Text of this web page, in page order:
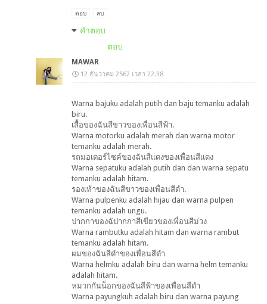
ตอบ ลบ
คำตอบ
ตอบ
MAWAR
12 ธันวาคม 2562 เวลา 22:38
Warna bajuku adalah putih dan baju temanku adalah
biru.
เสื้อของฉันสีขาวของเพื่อนสีฟ้า.
Warna motorku adalah merah dan warna motor
temanku adalah merah.
รถมอเตอร์ไซค์ของฉันสีแดงของเพื่อนสีแดง
Warna sepatuku adalah putih dan dan warna sepatu
temanku adalah hitam.
รองเท้าของฉันสีขาวของเพื่อนสีดำ.
Warna pulpenku adalah hijau dan warna pulpen
temanku adalah ungu.
ปากกาของฉัปากกาสีเขียวของเพื่อนสีม่วง
Warna rambutku adalah hitam dan warna rambut
temanku adalah hitam.
ผมของฉันสีดำของเพื่อนสีดำ
Warna helmku adalah biru dan warna helm temanku
adalah hitam.
หมวกกันน็อกของฉันสีฟ้าของเพื่อนสีดำ
Warna payungkuh adalah biru dan warna payung